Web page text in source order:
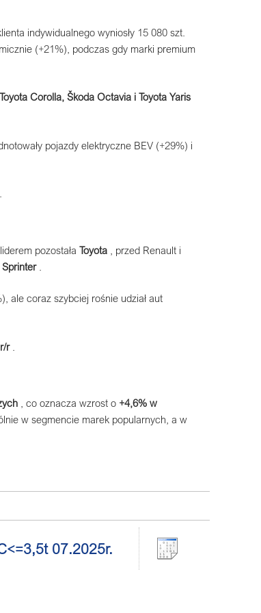
indywidualnego wyniosły 15 080 szt.
(+21%), podczas gdy marki premium
Toyota Corolla, Škoda Octavia i Toyota Yaris
pojazdy elektryczne BEV (+29%) i
pozostała Toyota , przed Renault i
.
ale coraz szybciej rośnie udział aut
r.
, co oznacza wzrost o +4,6% w
w segmencie marek popularnych, a w
07.2025r.